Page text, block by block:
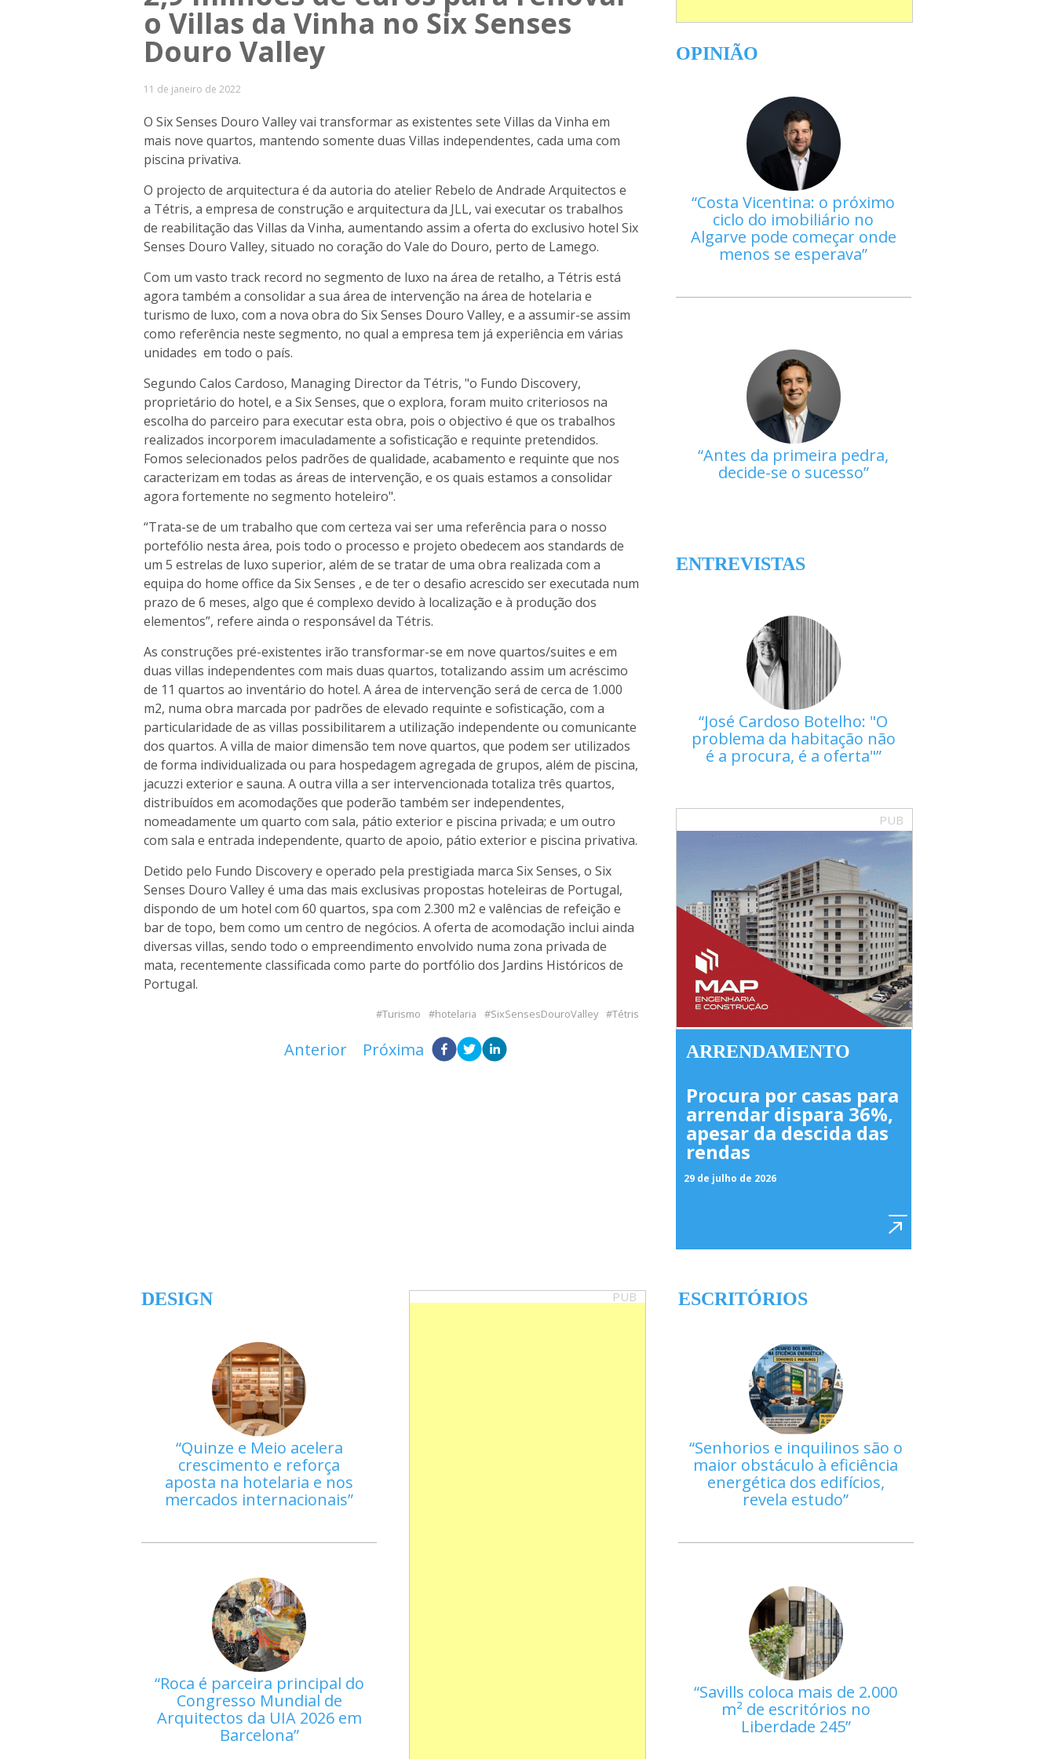
o Villas da Vinha no Six Senses
Douro Valley
11 de janeiro de 2022
O Six Senses Douro Valley vai transformar as existentes sete Villas da Vinha em
mais nove quartos, mantendo somente duas Villas independentes, cada uma com
piscina privativa.
O projecto de arquitectura é da autoria do atelier Rebelo de Andrade Arquitectos e
a Tétris, a empresa de construção e arquitectura da JLL, vai executar os trabalhos
de reabilitação das Villas da Vinha, aumentando assim a oferta do exclusivo hotel Six
Senses Douro Valley, situado no coração do Vale do Douro, perto de Lamego.
Com um vasto track record no segmento de luxo na área de retalho, a Tétris está
agora também a consolidar a sua área de intervenção na área de hotelaria e
turismo de luxo, com a nova obra do Six Senses Douro Valley, e a assumir-se assim
como referência neste segmento, no qual a empresa tem já experiência em várias
unidades em todo o país.
Segundo Calos Cardoso, Managing Director da Tétris, "o Fundo Discovery,
proprietário do hotel, e a Six Senses, que o explora, foram muito criteriosos na
escolha do parceiro para executar esta obra, pois o objectivo é que os trabalhos
realizados incorporem imaculadamente a sofisticação e requinte pretendidos.
Fomos selecionados pelos padrões de qualidade, acabamento e requinte que nos
caracterizam em todas as áreas de intervenção, e os quais estamos a consolidar
agora fortemente no segmento hoteleiro".
“Trata-se de um trabalho que com certeza vai ser uma referência para o nosso
portefólio nesta área, pois todo o processo e projeto obedecem aos standards de
um 5 estrelas de luxo superior, além de se tratar de uma obra realizada com a
equipa do home office da Six Senses , e de ter o desafio acrescido ser executada num
prazo de 6 meses, algo que é complexo devido à localização e à produção dos
elementos”, refere ainda o responsável da Tétris.
As construções pré-existentes irão transformar-se em nove quartos/suites e em
duas villas independentes com mais duas quartos, totalizando assim um acréscimo
de 11 quartos ao inventário do hotel. A área de intervenção será de cerca de 1.000
m2, numa obra marcada por padrões de elevado requinte e sofisticação, com a
particularidade de as villas possibilitarem a utilização independente ou comunicante
dos quartos. A villa de maior dimensão tem nove quartos, que podem ser utilizados
de forma individualizada ou para hospedagem agregada de grupos, além de piscina,
jacuzzi exterior e sauna. A outra villa a ser intervencionada totaliza três quartos,
distribuídos em acomodações que poderão também ser independentes,
nomeadamente um quarto com sala, pátio exterior e piscina privada; e um outro
com sala e entrada independente, quarto de apoio, pátio exterior e piscina privativa.
Detido pelo Fundo Discovery e operado pela prestigiada marca Six Senses, o Six
Senses Douro Valley é uma das mais exclusivas propostas hoteleiras de Portugal,
dispondo de um hotel com 60 quartos, spa com 2.300 m2 e valências de refeição e
bar de topo, bem como um centro de negócios. A oferta de acomodação inclui ainda
diversas villas, sendo todo o empreendimento envolvido numa zona privada de
mata, recentemente classificada como parte do portfólio dos Jardins Históricos de
Portugal.
Turismo hotelaria SixSensesDouroValley Tétris
Anterior Próxima
OPINIÃO
Costa Vicentina: o próximo
ciclo do imobiliário no
Algarve pode começar onde
menos se esperava
Antes da primeira pedra,
decide-se o sucesso
ENTREVISTAS
José Cardoso Botelho: "O
problema da habitação não
é a procura, é a oferta"
PUB
ARRENDAMENTO
Procura por casas para
arrendar dispara 36%,
apesar da descida das
rendas
29 de julho de 2026
DESIGN
Quinze e Meio acelera
crescimento e reforça
aposta na hotelaria e nos
mercados internacionais
Roca é parceira principal do
Congresso Mundial de
Arquitectos da UIA 2026 em
Barcelona
PUB ESCRITÓRIOS
Senhorios e inquilinos são o
maior obstáculo à eficiência
energética dos edifícios,
revela estudo
Savills coloca mais de 2.000
m² de escritórios no
Liberdade 245